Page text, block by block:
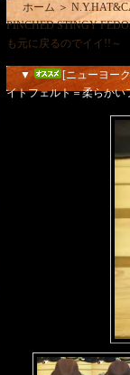
ホーム ＞
PINCHED STINGY
も元に戻るのでイイ!!～
▼
[ニューヨー
イトフェルト＝柔らか